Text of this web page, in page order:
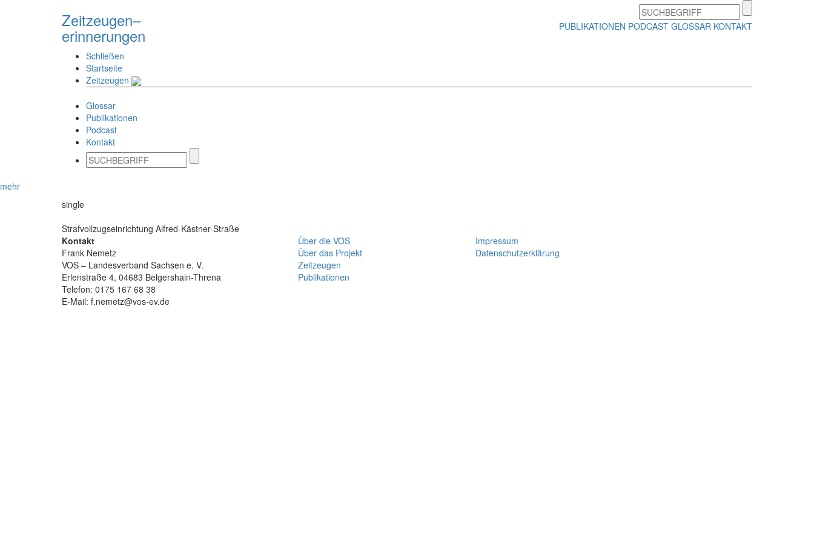
Zeitzeugen–
erinnerungen PUBLIKATIONEN PODCAST GLOSSAR KONTAKT
Schließen
Startseite
Zeitzeugen
Glossar
Publikationen
Podcast
Kontakt
mehr
single
Strafvollzugseinrichtung Alfred-Kästner-Straße
Kontakt
Frank Nemetz
VOS – Landesverband Sachsen e. V.
Erlenstraße 4, 04683 Belgershain-Threna
Telefon: 0175 167 68 38
E-Mail: f.nemetz@vos-ev.de
Über die VOS
Über das Projekt
Zeitzeugen
Publikationen
Impressum
Datenschutzerklärung